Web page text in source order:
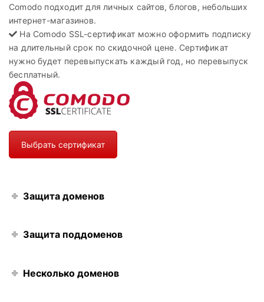
Comodo подходит для личных сайтов, блогов, небольших
интернет-магазинов.
На Comodo SSL-сертификат можно оформить подписку
на длительный срок по скидочной цене. Сертификат
нужно будет перевыпускать каждый год, но перевыпуск
бесплатный.
Выбрать сертификат
Защита доменов
Защита поддоменов
Несколько доменов